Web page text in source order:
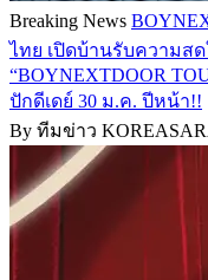
Breaking News
ไทย เปิดบ้านรับความส
“BOYNEXTDOOR
ปักดีเดย์ 30 ม.ค. ปีหน้า!!
By ทีมข่าว